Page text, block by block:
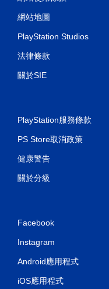
網站地圖
PlayStation Studios
法律條款
關於SIE
PlayStation服務條款
PS Store取消政策
健康警告
關於分級
Facebook
Instagram
Android應用程式
iOS應用程式